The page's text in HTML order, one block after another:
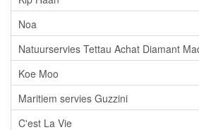
Noa
Natuurservies Tettau Achat Diamant
Koe Moo
Maritiem servies Guzzini
C'est La Vie